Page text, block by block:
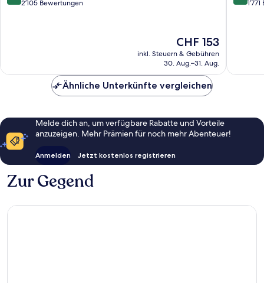
von2’105 Bewertungen
Der
Preis
beträgt
CHF 153
inkl. Steuern & Gebühren
30. Aug.–31. Aug.
von
Ähnliche Unterkünfte vergleichen
Melde dich an, um verfügbare Rabatte und Vorteile
anzuzeigen. Mehr Prämien für noch mehr Abenteuer!
Anmelden Jetzt kostenlos registrieren
Zur Gegend